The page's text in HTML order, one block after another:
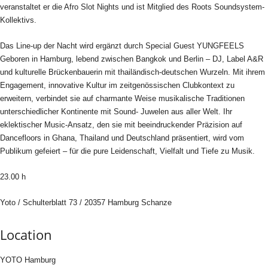
veranstaltet er die Afro Slot Nights und ist Mitglied des Roots Soundsystem-
Kollektivs.
Das Line-up der Nacht wird ergänzt durch Special Guest YUNGFEELS
Geboren in Hamburg, lebend zwischen Bangkok und Berlin – DJ, Label A&R
und kulturelle Brückenbauerin mit thailändisch-deutschen Wurzeln. Mit ihrem
Engagement, innovative Kultur im zeitgenössischen Clubkontext zu
erweitern, verbindet sie auf charmante Weise musikalische Traditionen
unterschiedlicher Kontinente mit Sound- Juwelen aus aller Welt. Ihr
eklektischer Music-Ansatz, den sie mit beeindruckender Präzision auf
Dancefloors in Ghana, Thailand und Deutschland präsentiert, wird vom
Publikum gefeiert – für die pure Leidenschaft, Vielfalt und Tiefe zu Musik.
23.00 h
Yoto / Schulterblatt 73 / 20357 Hamburg Schanze
Location
YOTO Hamburg